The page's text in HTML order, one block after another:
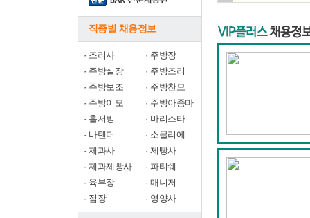
직종별 채용정보
· 조리사 · 주방장
· 주방실장 · 주방조리
· 주방보조 · 주방찬모
· 주방이모 · 주방아줌마
· 홀서빙 · 바리스타
· 바텐더 · 소믈리에
·제과사 ·제빵사
·제과제빵사 ·파티쉐
· 육부장 ·매니저
· 점장 · 영양사